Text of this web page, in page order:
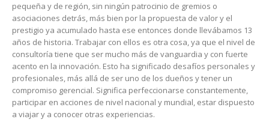
pequeña y de región, sin ningún patrocinio de gremios o
asociaciones detrás, más bien por la propuesta de valor y el
prestigio ya acumulado hasta ese entonces donde llevábamos 13
años de historia. Trabajar con ellos es otra cosa, ya que el nivel de
consultoría tiene que ser mucho más de vanguardia y con fuerte
acento en la innovación. Esto ha significado desafíos personales y
profesionales, más allá de ser uno de los dueños y tener un
compromiso gerencial. Significa perfeccionarse constantemente,
participar en acciones de nivel nacional y mundial, estar dispuesto
a viajar y a conocer otras experiencias.